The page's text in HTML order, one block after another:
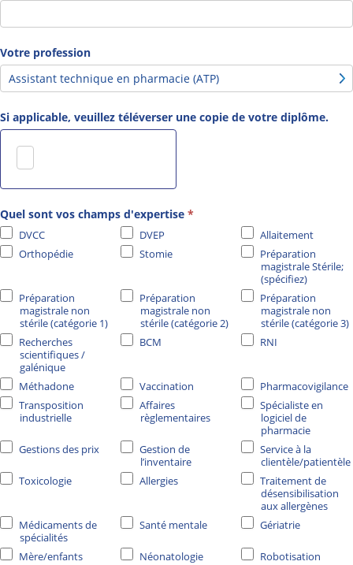
Votre profession
Si applicable, veuillez téléverser une copie de votre diplôme.
Quel sont vos champs d'expertise *
DVCC DVEP
Allaitement
Orthopédie
Stomie
Préparation
magistrale Stérile;
(spécifiez)
Préparation magistrale
Stérile; (spécifiez)
Préparation
magistrale non
stérile (catégorie 1)
Préparation
magistrale non
stérile (catégorie 2)
Préparation
magistrale non
stérile (catégorie 3)
Recherches
scientifiques /
galénique
BCM RNI
Méthadone Vaccination
Pharmacovigilance
Transposition
industrielle
Affaires
règlementaires
Spécialiste en
logiciel de
pharmacie
Gestions des prix
Gestion de
l’inventaire
Service à la
clientèle/patientèle
Toxicologie
Allergies
Traitement de
désensibilisation
aux allergènes
Médicaments de
spécialités
Santé mentale Gériatrie
Mère/enfants Néonatologie
Robotisation